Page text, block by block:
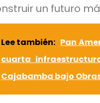
un futuro
Lee también: Pan
cuarta
Cajabamba bajo